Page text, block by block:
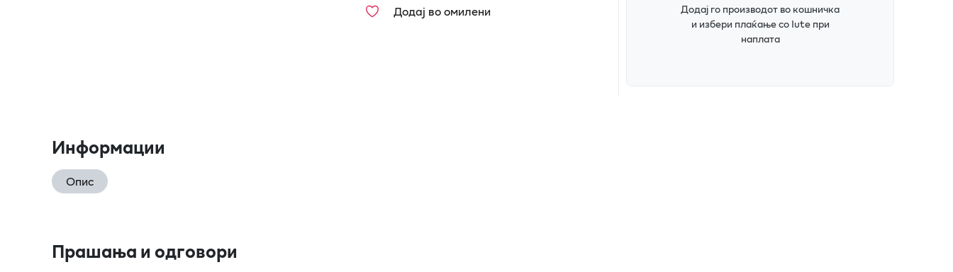
Додај во омилени
Додај го производот во кошничка
и избери плаќање со Iute при
наплата
Информации
Опис
Прашања и одговори